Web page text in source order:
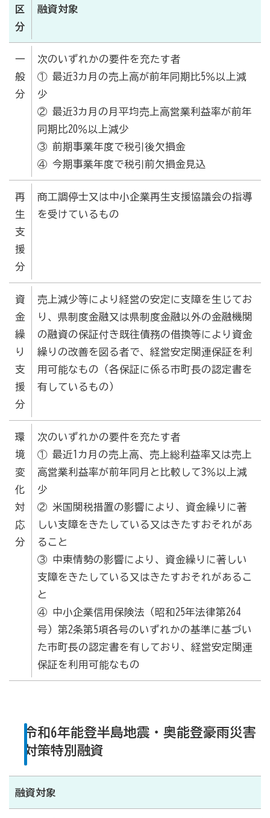
区
分
融資対象
一
般
分
次のいずれかの要件を充たす者
① 最近3カ月の売上高が前年同期比5％以上減
少
② 最近3カ月の月平均売上高営業利益率が前年
同期比20％以上減少
③ 前期事業年度で税引後欠損金
④ 今期事業年度で税引前欠損金見込
再
生
支
援
分
商工調停士又は中小企業再生支援協議会の指導
を受けているもの
資
金
繰
り
支
援
分
売上減少等により経営の安定に支障を生じてお
り、県制度金融又は県制度金融以外の金融機関
の融資の保証付き既往債務の借換等により資金
繰りの改善を図る者で、経営安定関連保証を利
用可能なもの（各保証に係る市町長の認定書を
有しているもの）
環
境
変
化
対
応
分
次のいずれかの要件を充たす者
① 最近1カ月の売上高、売上総利益率又は売上
高営業利益率が前年同月と比較して3％以上減
少
② 米国関税措置の影響により、資金繰りに著
しい支障をきたしている又はきたすおそれがあ
ること
③ 中東情勢の影響により、資金繰りに著しい
支障をきたしている又はきたすおそれがあるこ
と
④ 中小企業信用保険法（昭和25年法律第264
号）第2条第5項各号のいずれかの基準に基づい
た市町長の認定書を有しており、経営安定関連
保証を利用可能なもの
令和6年能登半島地震・奥能登豪雨災害
対策特別融資
融資対象